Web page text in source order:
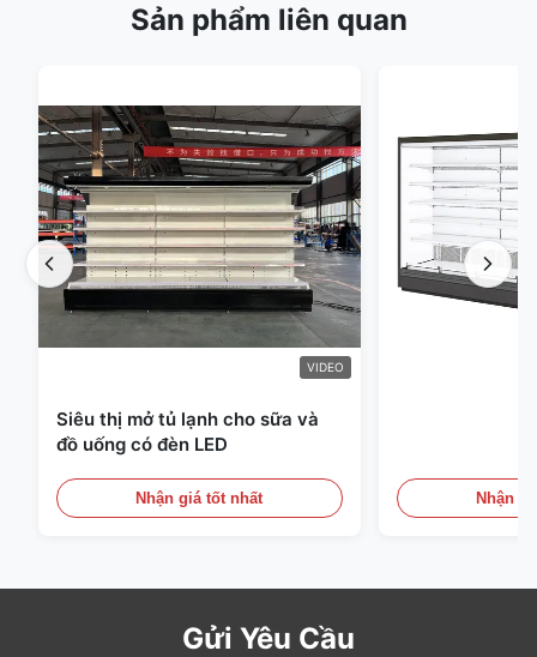
Sản phẩm liên quan
VIDEO
Siêu thị mở tủ lạnh cho sữa và
đồ uống có đèn LED
Nhận giá tốt nhất Nhận
Gửi Yêu Cầu